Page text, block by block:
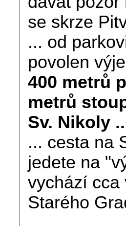
se skrze
... od
povolen
400 metrů
metrů
Sv. Nikoly
... cesta na
jedete na
vychází cca
Starého